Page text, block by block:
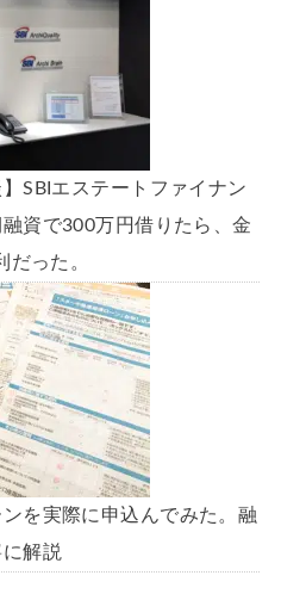
SBIエステートファイナン
資で300万円借りたら、金
った。
を実際に申込んでみた。融
解説